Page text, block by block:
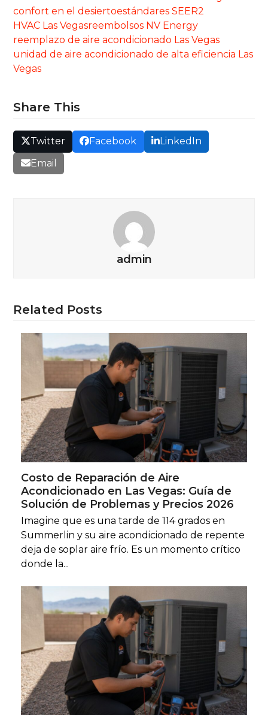
confort en el desiertoestándares SEER2
HVAC Las Vegasreembolsos NV Energy
reemplazo de aire acondicionado Las Vegas
unidad de aire acondicionado de alta eficiencia Las
Vegas
Share This
Twitter Facebook
LinkedIn
Email
admin
Related Posts
Costo de Reparación de Aire
Acondicionado en Las Vegas: Guía de
Solución de Problemas y Precios 2026
Imagine que es una tarde de 114 grados en
Summerlin y su aire acondicionado de repente
deja de soplar aire frío. Es un momento crítico
donde la...